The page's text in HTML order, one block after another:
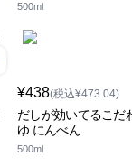
500ml
¥438(税込¥473.04)
だしが効いてるこだ
ゆ にんべん
500ml